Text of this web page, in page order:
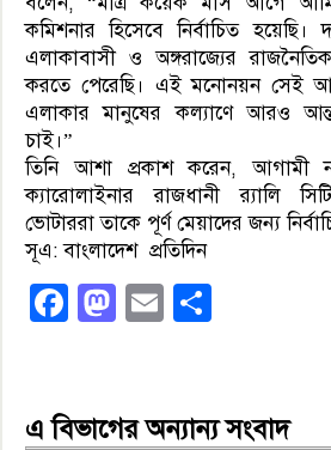
কমিশনার হিসেবে নির্বাচিত হয়েছি।
এলাকাবাসী ও অঙ্গরাজ্যের
করতে পেরেছি। এই মনোনয়ন সেই
এলাকার মানুষের কল্যাণে আরও
চাই।”
তিনি আশা প্রকাশ করেন, আগামী
ক্যারোলাইনার রাজধানী র‌্যালি
ভোটাররা তাকে পূর্ণ মেয়াদের জন্য
সূএ: বাংলাদেশ প্রতিদিন
Facebook
Mastodon
Email
এ বিভাগের অন্যান্য সংবাদ